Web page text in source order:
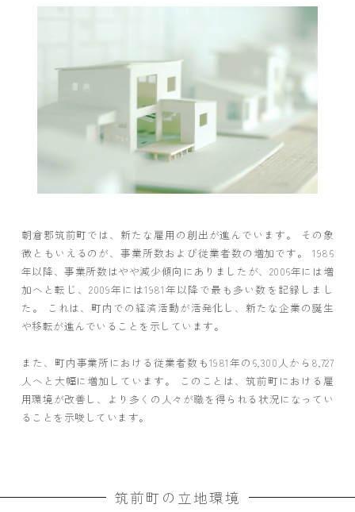
朝倉郡筑前町では、新たな雇用の創出が進んでいます。 その象
徴ともいえるのが、事業所数および従業者数の増加です。 1986
年以降、事業所数はやや減少傾向にありましたが、2006年には増
加へと転じ、2009年には1981年以降で最も多い数を記録しまし
た。 これは、町内での経済活動が活発化し、新たな企業の誕生
や移転が進んでいることを示しています。
また、町内事業所における従業者数も1981年の6,300人から8,727
人へと大幅に増加しています。 このことは、筑前町における雇
用環境が改善し、より多くの人々が職を得られる状況になってい
ることを示唆しています。
筑前町の立地環境